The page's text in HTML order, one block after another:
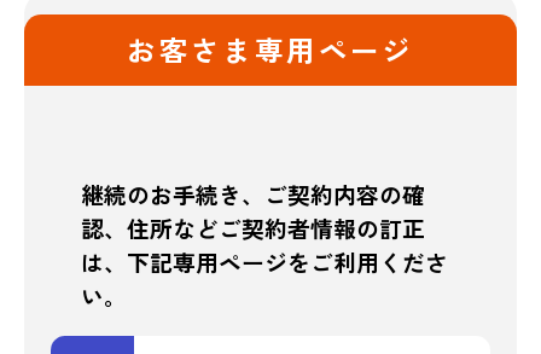
お客さま専用ページ
継続のお手続き、ご契約内容の確
認、住所などご契約者情報の訂正
は、 下記専用ページをご利用くださ
い。